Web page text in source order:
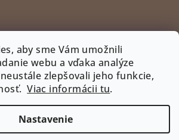
aby sme Vám umožnili
webu a vďaka analýze
zlepšovali jeho funkcie,
Viac informácii tu.
Nastavenie
na Instagrame
INSTAGRAM